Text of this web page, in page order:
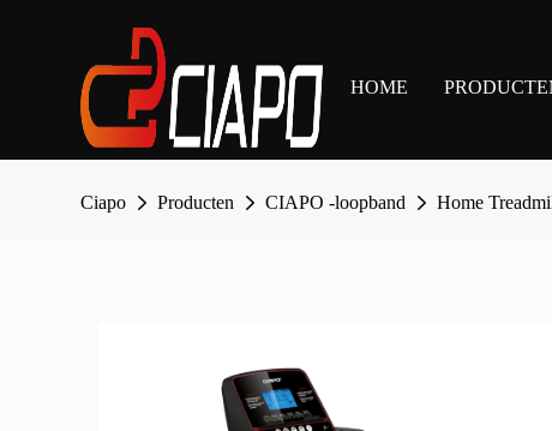
HOME
Ciapo Producten CIAPO -loopband Home